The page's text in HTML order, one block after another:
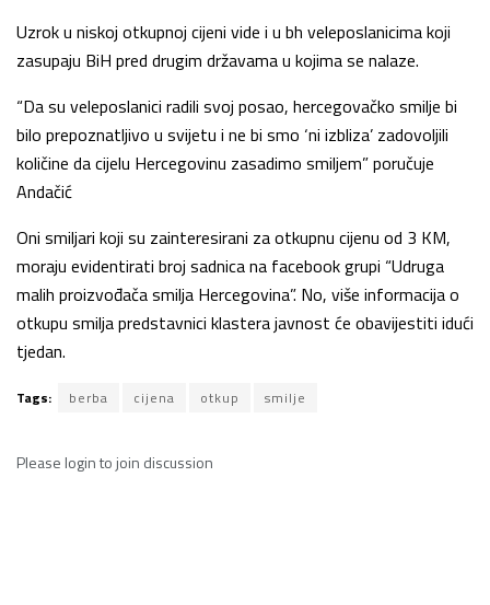
Uzrok u niskoj otkupnoj cijeni vide i u bh veleposlanicima koji
zasupaju BiH pred drugim državama u kojima se nalaze.
“Da su veleposlanici radili svoj posao, hercegovačko smilje bi
bilo prepoznatljivo u svijetu i ne bi smo ‘ni izbliza’ zadovoljili
količine da cijelu Hercegovinu zasadimo smiljem” poručuje
Andačić
Oni smiljari koji su zainteresirani za otkupnu cijenu od 3 KM,
moraju evidentirati broj sadnica na facebook grupi “Udruga
malih proizvođača smilja Hercegovina”. No, više informacija o
otkupu smilja predstavnici klastera javnost će obavijestiti idući
tjedan.
Tags: berba cijena otkup smilje
Please loginto join discussion